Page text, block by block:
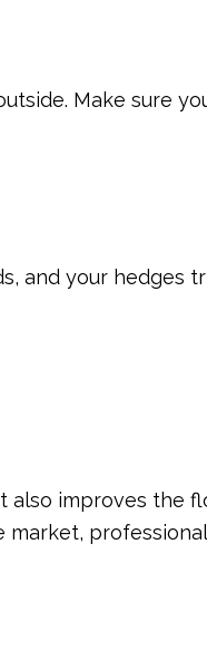
Make sure
and your hedges
also improves the